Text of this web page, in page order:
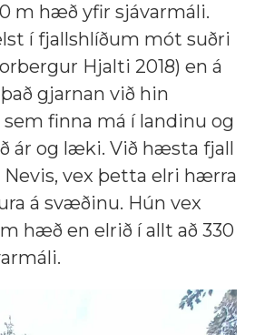
m hæð yfir sjávarmáli.
í fjallshlíðum mót suðri
Hjalti 2018) en á
gjarnan við hin
finna má í landinu og
ár og læki. Við hæsta fjall
Nevis, vex þetta elri hærra
á svæðinu. Hún vex
hæð en elrið í allt að 330